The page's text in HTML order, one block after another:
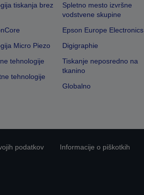
tiskanja brez
Micro Piezo
tehnologije
tehnologije
Spletno mesto izvršne
vodstvene skupine
Epson Europe Electronics
Digigraphie
Tiskanje neposredno na
tkanino
Globalno
podatkov
Informacije o piškotkih